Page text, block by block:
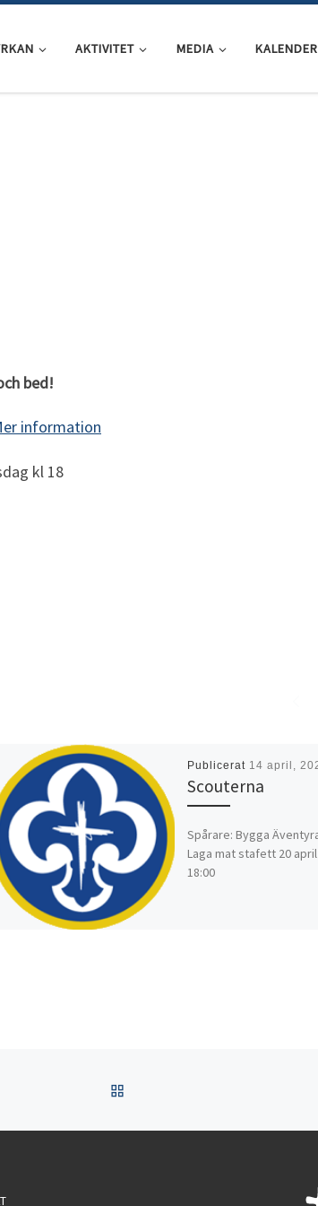
AKTIVITET MEDIA KALENDER
bed!
information
kl 18
Publicerat 14 april,
Scouterna
Spårare: Bygga
Laga mat stafett 20
18:00